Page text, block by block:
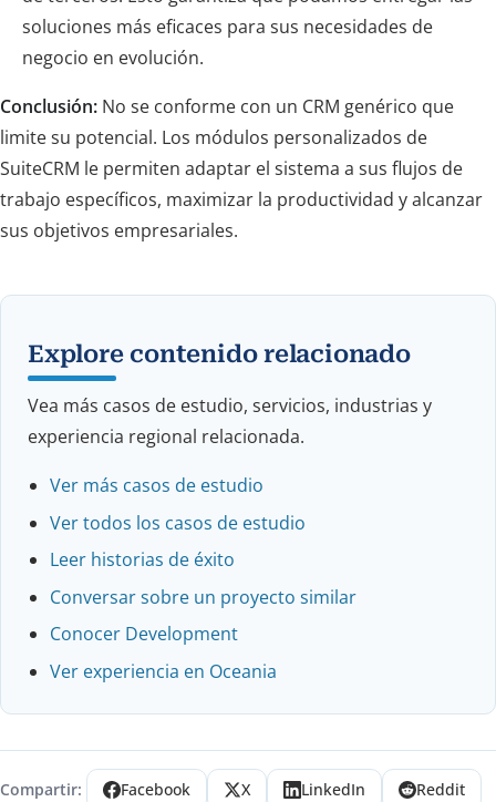
soluciones más eficaces para sus necesidades de
negocio en evolución.
Conclusión: No se conforme con un CRM genérico que
limite su potencial. Los módulos personalizados de
SuiteCRM le permiten adaptar el sistema a sus flujos de
trabajo específicos, maximizar la productividad y alcanzar
sus objetivos empresariales.
Explore contenido relacionado
Vea más casos de estudio, servicios, industrias y
experiencia regional relacionada.
Ver más casos de estudio
Ver todos los casos de estudio
Leer historias de éxito
Conversar sobre un proyecto similar
Conocer Development
Ver experiencia en Oceania
Compartir: Facebook X LinkedIn
Reddit